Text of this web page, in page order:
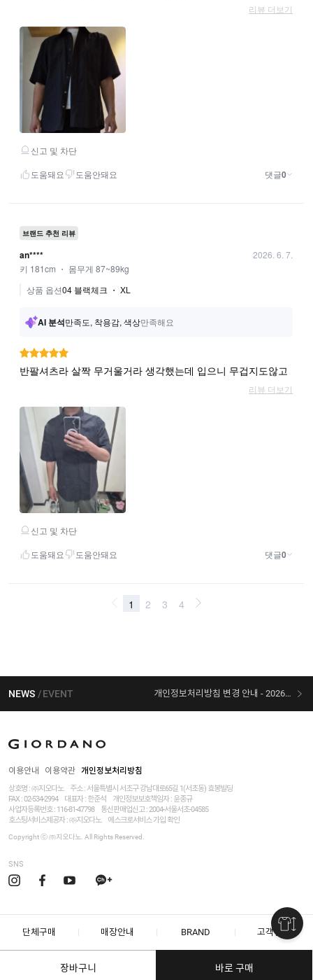
장바구니 바로 구매
NEWS EVENT 개인정보처리방침 변경 안내 - 2026/07/30 시행
이용안내 이용약관 개인정보처리방침
상호명 : ㈜지오다노
주소 : 서울특별시 서초구 강남대로65길 1(서초동) 효봉빌딩
FAX : 02-534-2994
대표자 : 한준석 개인정보보호책임자 : 윤종규
사업자등록번호 : 116-81-47798
통신판매업신고 : 2004-서울서초-04585
호스팅서비스제공자 : ㈜지오다노
에스크로서비스 가입 확인
Copyright ⓒ ㈜지오다노. All Rights Reserved.
SNS
단체구매 매장안내 BRAND 고객센터